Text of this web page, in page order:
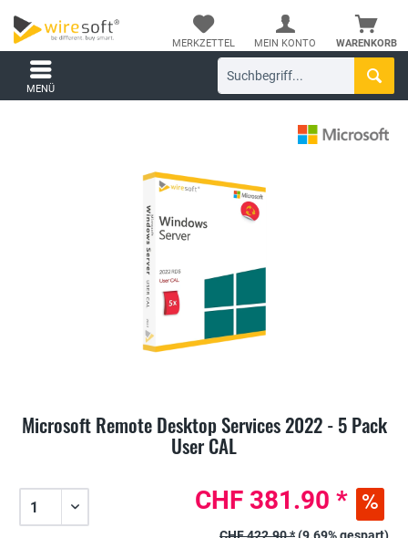
WARENKORB
MERKZETTEL MEIN KONTO
MENÜ
Microsoft Remote Desktop Services 2022 - 5 Pack
User CAL
CHF 381.90 *